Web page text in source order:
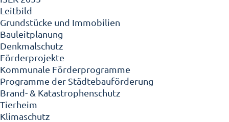
Leitbild
Grundstücke und Immobilien
Bauleitplanung
Denkmalschutz
Förderprojekte
Kommunale Förderprogramme
Programme der Städtebauförderung
Brand- & Katastrophenschutz
Tierheim
Klimaschutz